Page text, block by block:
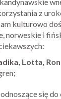
z
kulturowo
norweskie i
Lotta,
odnoszące się